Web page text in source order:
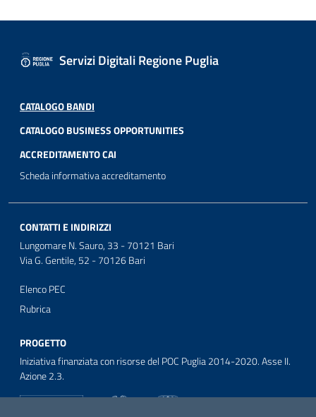
Servizi Digitali Regione Puglia
CATALOGO BANDI
CATALOGO BUSINESS OPPORTUNITIES
ACCREDITAMENTO CAI
Scheda informativa accreditamento
CONTATTI E INDIRIZZI
Lungomare N. Sauro, 33 - 70121 Bari
Via G. Gentile, 52 - 70126 Bari
Elenco PEC
Rubrica
PROGETTO
Iniziativa finanziata con risorse del POC Puglia 2014-2020. Asse II.
Azione 2.3.